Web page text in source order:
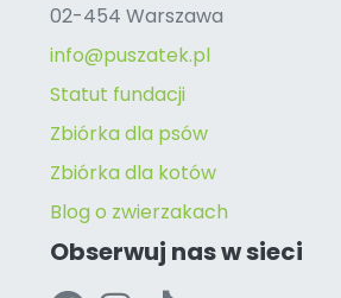
02-454 Warszawa
info@puszatek.pl
Statut fundacji
Zbiórka dla psów
Zbiórka dla kotów
Blog o zwierzakach
Obserwuj nas w sieci